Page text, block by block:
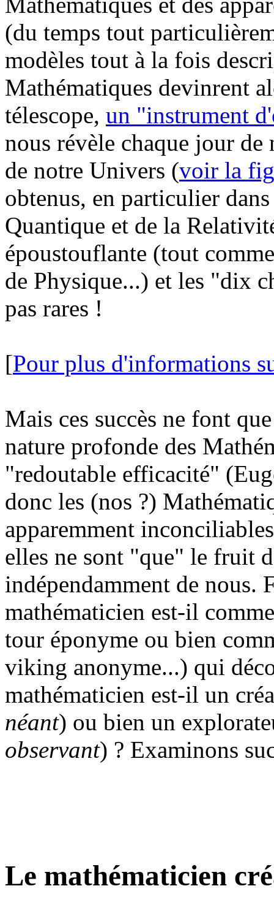
(du temps tout
modèles tout à la fois
Mathématiques devinrent
télescope, un "instrument
nous révèle chaque jour de
de notre Univers (voir la
obtenus, en particulier
Quantique et de la
époustouflante (tout
de Physique...) et les "dix
pas rares !
[Pour plus d'informations
Mais ces succès ne font
nature profonde des
"redoutable efficacité"
donc les (nos ?)
apparemment
elles ne sont "que" le fruit
indépendamment de nous.
mathématicien est-il
tour éponyme ou bien
viking anonyme...) qui
mathématicien est-il un
néant) ou bien un
observant) ? Examinons
Le mathématicien